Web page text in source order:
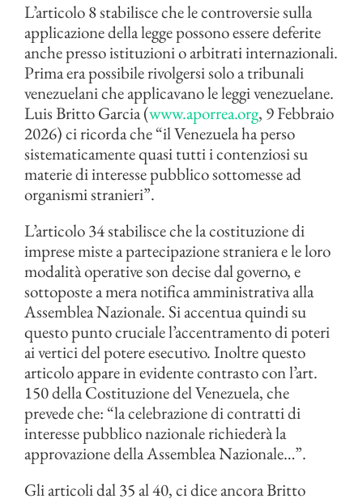
L’articolo 8 stabilisce che le controversie sulla
applicazione della legge possono essere deferite
anche presso istituzioni o arbitrati internazionali.
Prima era possibile rivolgersi solo a tribunali
venezuelani che applicavano le leggi venezuelane.
Luis Britto Garcia (www.aporrea.org, 9 Febbraio
2026) ci ricorda che “il Venezuela ha perso
sistematicamente quasi tutti i contenziosi su
materie di interesse pubblico sottomesse ad
organismi stranieri”.
L’articolo 34 stabilisce che la costituzione di
imprese miste a partecipazione straniera e le loro
modalità operative son decise dal governo, e
sottoposte a mera notifica amministrativa alla
Assemblea Nazionale. Si accentua quindi su
questo punto cruciale l’accentramento di poteri
ai vertici del potere esecutivo. Inoltre questo
articolo appare in evidente contrasto con l’art.
150 della Costituzione del Venezuela, che
prevede che: “la celebrazione di contratti di
interesse pubblico nazionale richiederà la
approvazione della Assemblea Nazionale…”.
Gli articoli dal 35 al 40, ci dice ancora Britto